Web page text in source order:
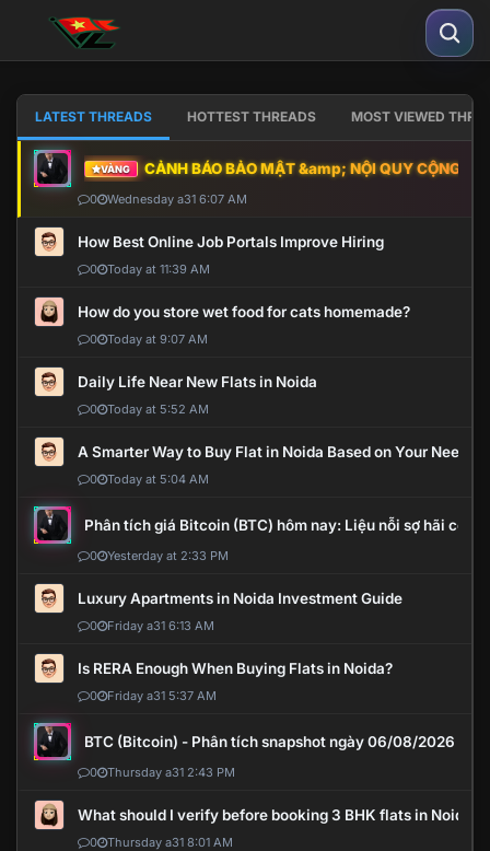
LATEST THREADS HOTTEST THREADS MOST VIEWED
VÀNG CẢNH BÁO BẢO MẬT &amp; NỘI QUY CỘNG
0 Wednesday a31 6:07 AM
How Best Online Job Portals Improve Hiring
0 Today at 11:39 AM
How do you store wet food for cats homemade?
0 Today at 9:07 AM
Daily Life Near New Flats in Noida
0 Today at 5:52 AM
A Smarter Way to Buy Flat in Noida Based on Your Needs
0 Today at 5:04 AM
Phân tích giá Bitcoin (BTC) hôm nay: Liệu nỗi sợ hãi có
0 Yesterday at 2:33 PM
Luxury Apartments in Noida Investment Guide
0 Friday a31 6:13 AM
Is RERA Enough When Buying Flats in Noida?
0 Friday a31 5:37 AM
BTC (Bitcoin) - Phân tích snapshot ngày 06/08/2026
0 Thursday a31 2:43 PM
What should I verify before booking 3 BHK flats in Noida?
0 Thursday a31 8:01 AM